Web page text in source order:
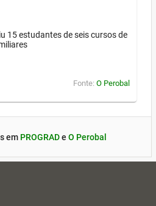
15 estudantes de seis cursos de
Fonte: O Perobal
em PROGRADe O Perobal